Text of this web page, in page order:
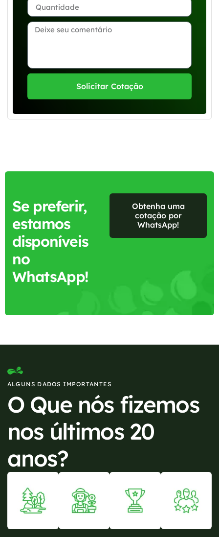
Solicitar Cotação
Se preferir,
estamos
disponíveis
no
WhatsApp!
Obtenha uma
cotação por
WhatsApp!
ALGUNS DADOS IMPORTANTES
O Que nós fizemos
nos últimos 20
anos?